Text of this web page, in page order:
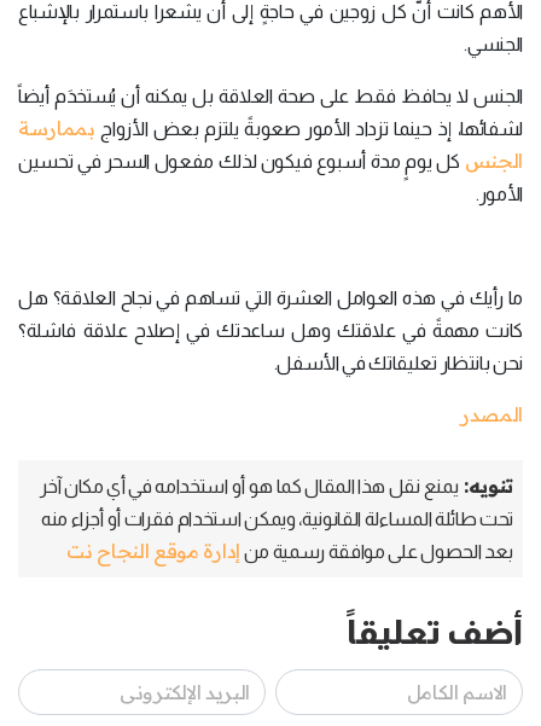
الأهم كانت أنَّ كل زوجين في حاجةٍ إلى أن يشعرا باستمرار بالإشباع
الجنسي.
الجنس لا يحافظ فقط على صحة العلاقة بل يمكنه أن يُستخدَم أيضاً
لشفائها، إذ حينما تزداد الأمور صعوبةً يلتزم بعض الأزواج بممارسة
الجنس كل يومٍ مدة أسبوع فيكون لذلك مفعول السحر في تحسين
الأمور.
ما رأيك في هذه العوامل العشرة التي تساهم في نجاح العلاقة؟ هل
كانت مهمةً في علاقتك وهل ساعدتك في إصلاح علاقة فاشلة؟
نحن بانتظار تعليقاتك في الأسفل.
المصدر
تنويه: يمنع نقل هذا المقال كما هو أو استخدامه في أي مكان آخر
تحت طائلة المساءلة القانونية، ويمكن استخدام فقرات أو أجزاء منه
بعد الحصول على موافقة رسمية من إدارة موقع النجاح نت
أضف تعليقاً